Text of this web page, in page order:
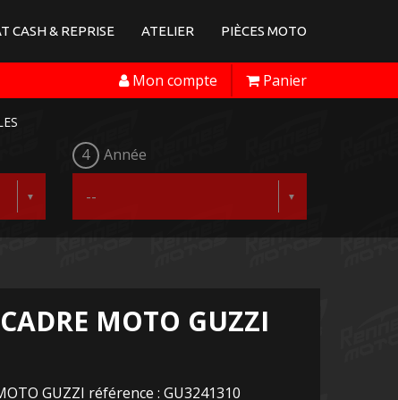
CASH & REPRISE ATELIER PIÈCES MOTO
Panier
Mon compte
4 Année
MOTO GUZZI
GUZZI référence : GU3241310